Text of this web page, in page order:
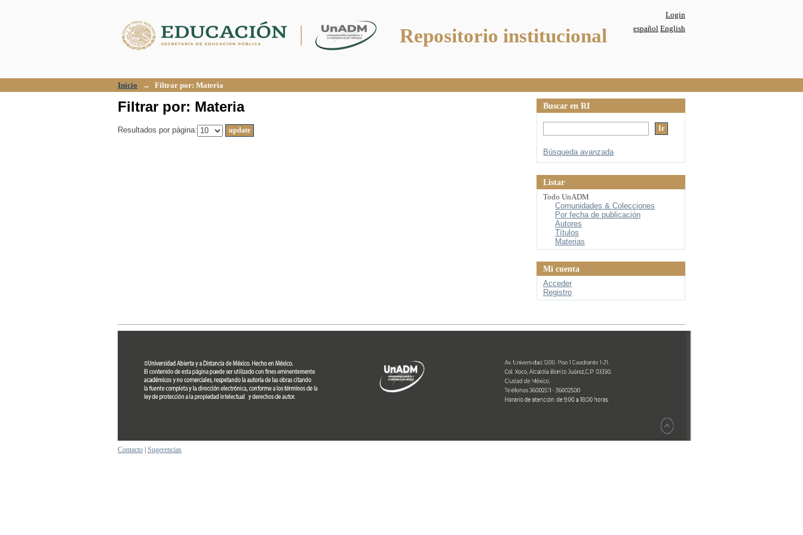
Repositorio institucional
Login
español English
Inicio → Filtrar por: Materia
Filtrar por: Materia
Resultados por página:
Buscar en RI
Búsqueda avanzada
Listar
Todo UnADM
Comunidades & Colecciones
Por fecha de publicación
Autores
Títulos
Materias
Mi cuenta
Acceder
Registro
Contacto Sugerencias